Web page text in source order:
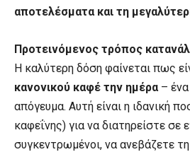
αποτελέσματα και τη
Προτεινόμενος τρόπος
Η καλύτερη δόση φαίνεται πως
κανονικού καφέ την ημέρα– ένα
απόγευμα. Αυτή είναι η ιδανική
καφεΐνης) για να διατηρείστε σε
συγκεντρωμένοι, να ανεβάζετε